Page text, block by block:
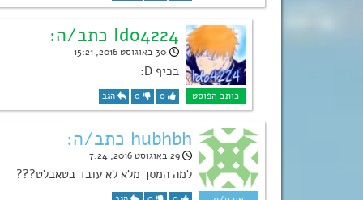
Ido4224 כתב/ה:
30 באוגוסט 2016, 15:21
בכיף D:
0
0 הגב
hubhbh כתב/ה:
29 באוגוסט 2016, 7:24
למה המסך מלא לא עובד בטאבלט???